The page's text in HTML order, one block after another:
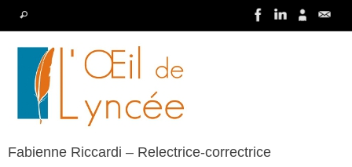
Rechercher
Fabienne Riccardi – Relectrice-correctrice